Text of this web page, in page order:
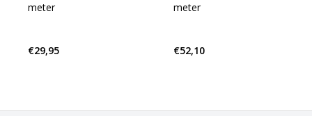
meter
€29,95
meter
€52,10